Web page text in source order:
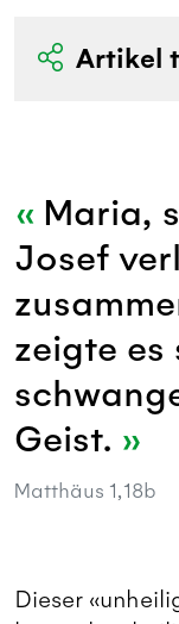
Artikel
Maria,
Josef
zeigte es
Geist.
Matthäus 1,18b
Dieser